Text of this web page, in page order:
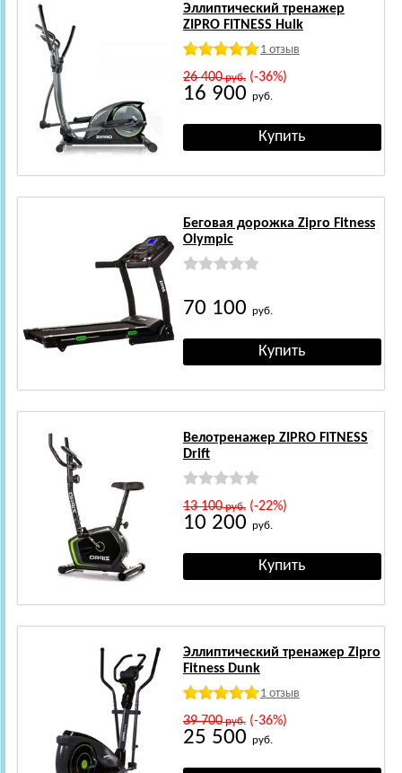
Эллиптический тренажер
ZIPRO FITNESS Hulk
1 отзыв
26 400руб.(-36%)
16 900 руб.
Беговая дорожка Zipro Fitness
Olympic
70 100 руб.
Велотренажер ZIPRO FITNESS
Drift
13 100руб.(-22%)
10 200 руб.
Эллиптический тренажер Zipro
Fitness Dunk
1 отзыв
39 700руб.(-36%)
25 500 руб.